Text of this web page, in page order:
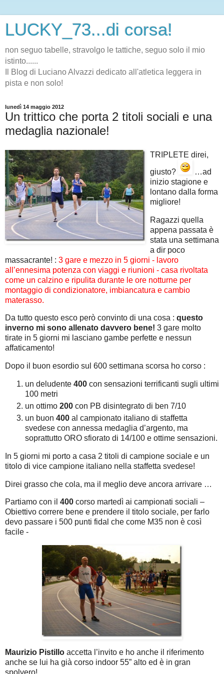
LUCKY_73...di corsa!
non seguo tabelle, stravolgo le tattiche, seguo solo il mio
istinto......
Il Blog di Luciano Alvazzi dedicato all'atletica leggera in
pista e non solo!
lunedì 14 maggio 2012
Un trittico che porta 2 titoli sociali e una
medaglia nazionale!
TRIPLETE direi,
giusto?
…ad
inizio stagione e
lontano dalla forma
migliore!
Ragazzi quella
appena passata è
stata una settimana
a dir poco
massacrante! : 3 gare e mezzo in 5 giorni - lavoro
all’ennesima potenza con viaggi e riunioni - casa rivoltata
come un calzino e ripulita durante le ore notturne per
montaggio di condizionatore, imbiancatura e cambio
materasso.
Da tutto questo esco però convinto di una cosa : questo
inverno mi sono allenato davvero bene! 3 gare molto
tirate in 5 giorni mi lasciano gambe perfette e nessun
affaticamento!
Dopo il buon esordio sul 600 settimana scorsa ho corso :
un deludente 400 con sensazioni terrificanti sugli ultimi
100 metri
un ottimo 200 con PB disintegrato di ben 7/10
un buon 400 al campionato italiano di staffetta
svedese con annessa medaglia d’argento, ma
soprattutto ORO sfiorato di 14/100 e ottime sensazioni.
In 5 giorni mi porto a casa 2 titoli di campione sociale e un
titolo di vice campione italiano nella staffetta svedese!
Direi grasso che cola, ma il meglio deve ancora arrivare …
Partiamo con il 400 corso martedì ai campionati sociali –
Obiettivo correre bene e prendere il titolo sociale, per farlo
devo passare i 500 punti fidal che come M35 non è così
facile -
Maurizio Pistillo accetta l’invito e ho anche il riferimento
anche se lui ha già corso indoor 55” alto ed è in gran